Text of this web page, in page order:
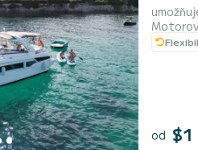
nám
různé
od $1